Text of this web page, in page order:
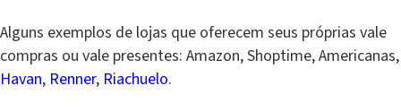
Alguns exemplos de lojas que oferecem seus próprias vale
compras ou vale presentes: Amazon, Shoptime, Americanas,
Havan, Renner, Riachuelo.